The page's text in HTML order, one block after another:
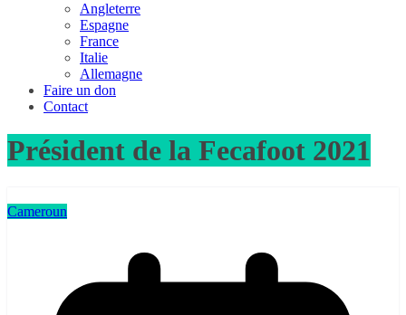
Angleterre
Espagne
France
Italie
Allemagne
Faire un don
Contact
Président de la Fecafoot 2021
Cameroun